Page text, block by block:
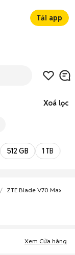
Tải app
Xoá lọc
512 GB 1 TB
ZTE Blade V70 Max
Xem Cửa hàng